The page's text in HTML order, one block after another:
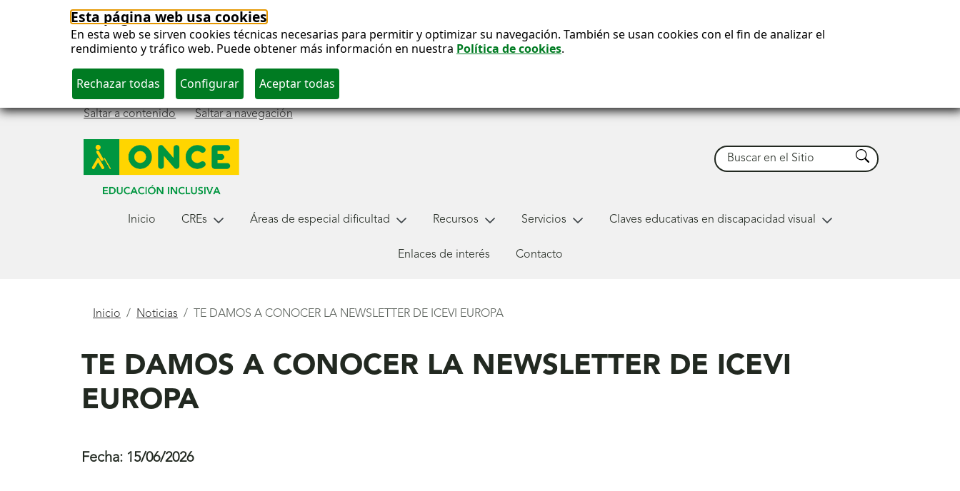
Esta página web usa cookies
En esta web se sirven cookies técnicas necesarias para permitir y optimizar su navegación. También se usan cookies con el fin de analizar el
rendimiento y tráfico web. Puede obtener más información en nuestra Política de cookies.
Saltar a contenido Saltar a navegación
Buscar Buscar
Inicio CREs Áreas de especial dificultad Recursos Servicios Claves educativas en discapacidad visual
Enlaces de interés Contacto
Está
Inicio Noticias TE DAMOS A CONOCER LA NEWSLETTER DE ICEVI EUROPA
TE DAMOS A CONOCER LA NEWSLETTER DE ICEVI
EUROPA
Fecha: 15/06/2026